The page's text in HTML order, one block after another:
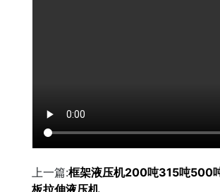
上一篇:框架液压机200吨315吨500